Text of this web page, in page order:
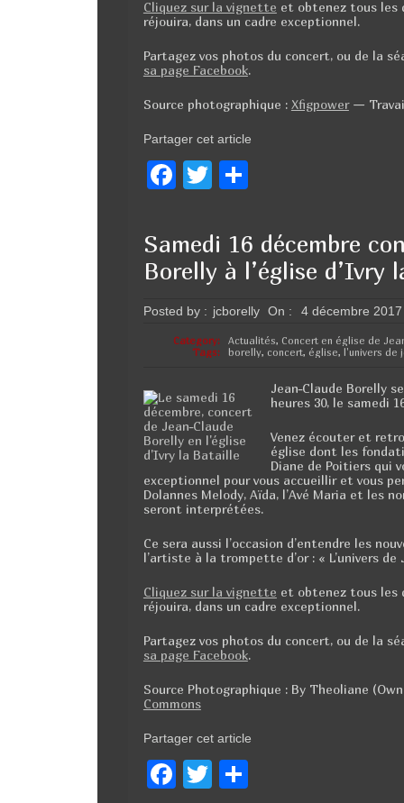
Cliquez sur la vignette et obtenez tous les
réjouira, dans un cadre exceptionnel.
Partagez vos photos du concert, ou de la
sa page Facebook.
Source photographique : Xfigpower—
Partager cet article
F
c
e
b
o
o
T
tt
er
P
ta
g
er
Samedi 16 décembre
Borelly à l’église d’Ivry
Posted by : jcborelly On : 4 décembre 2017
Category: Actualités Concert en église de
Tags:
borelly concert église ,l'univers de
Jean-Claude Borelly
heures 30, le samedi
Venez écouter et
église dont les
Diane de Poitiers qui
exceptionnel pour vous accueillir et vous
Dolannes Melody, Aïda, l’Avé Maria et les
seront interprétées.
Ce sera aussi l’occasion d’entendre les
l’artiste à la trompette d’or : « L’univers de
Cliquez sur la vignette et obtenez tous les
réjouira, dans un cadre exceptionnel.
Partagez vos photos du concert, ou de la
sa page Facebook.
Source Photographique : By Theoliane
Commons
Partager cet article
F T P